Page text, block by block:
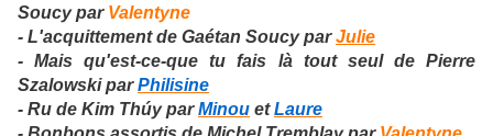
Soucy par Valentyne
- L'acquittement de Gaétan Soucy parJulie
- Mais qu'est-ce-que tu fais là tout seul de Pierre
Szalowski parPhilisine
- Ru de Kim Thúy parMinou etLaure